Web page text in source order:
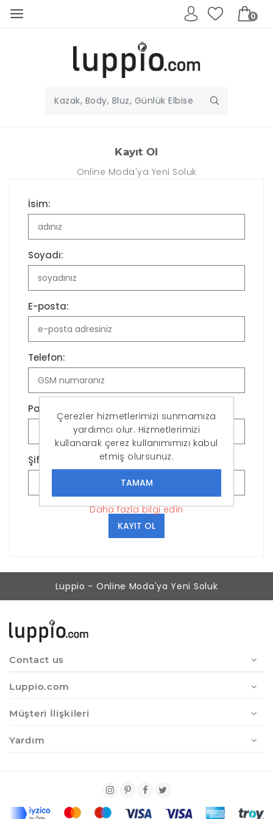
0
Kayıt Ol
Online Moda'ya Yeni Soluk
İsim:
Soyadı:
E-posta:
Telefon:
Parola:
Şifreyi Onayla:
KAYIT OL
Luppio - Online Moda'ya Yeni Soluk
Contact us
Luppio.com
Müşteri İlişkileri
Yardım
Çerezler hizmetlerimizi sunmamıza
yardımcı olur. Hizmetlerimizi
kullanarak çerez kullanımımızı kabul
etmiş olursunuz.
Daha fazla bilgi edin